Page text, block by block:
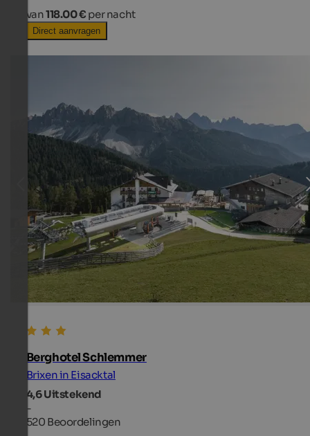
van118.00 € per nacht
Direct aanvragen
Berghotel Schlemmer
Brixen in Eisacktal
4,6Uitstekend
-
520 Beoordelingen